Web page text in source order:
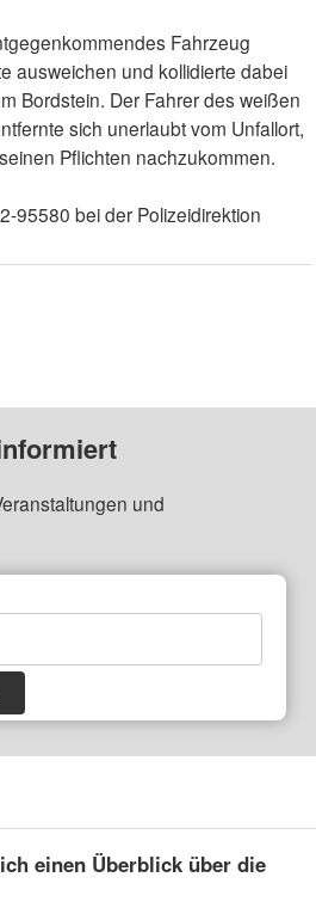
Fahrzeug
ausweichen und kollidierte dabei
Bordstein. Der Fahrer des weißen
sich unerlaubt vom Unfallort,
Pflichten nachzukommen.
95580 bei der Polizeidirektion
und
einen Überblick über die